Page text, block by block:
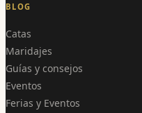
BLOG
Catas
Maridajes
Guías y consejos
Eventos
Ferias y Eventos